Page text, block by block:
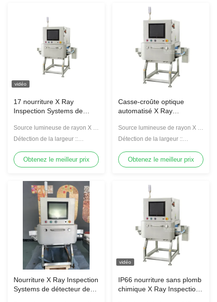
vidéo
17 nourriture X Ray
Inspection Systems de
pouce
Source lumineuse de rayon X ::
150W/100KV
Détection de la largeur ::
Obtenez le meilleur prix
Casse-croûte optique
automatisé X Ray
Source lumineuse de rayon X ::
150W/100KV
Détection de la largeur ::
Obtenez le meilleur prix
Nourriture X Ray Inspection
Systems de détecteur de
vidéo
IP66 nourriture sans plomb
chimique X Ray Inspection